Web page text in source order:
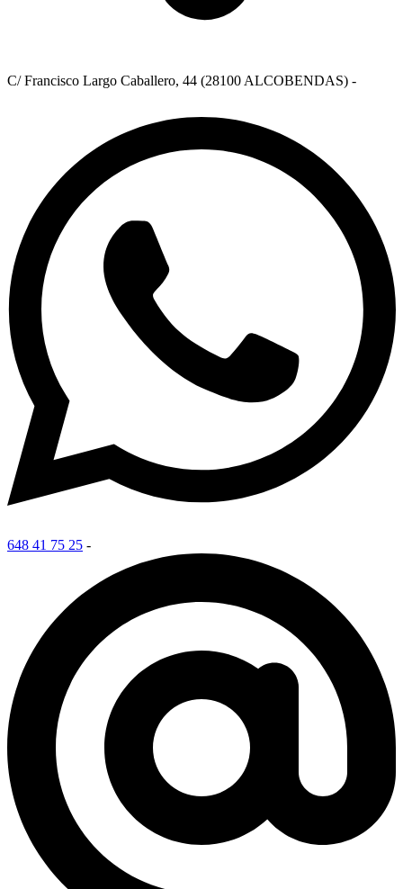
C/ Francisco Largo Caballero, 44 (28100 ALCOBENDAS) -
648 41 75 25 -